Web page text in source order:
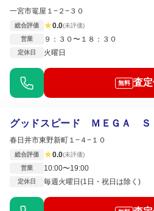
一宮市篭屋１−２−３０
総合評価 ★0.0(未評価)
営業
９：３０〜１８：３０
定休日 火曜日
無料 査
グッドスピード ＭＥＧＡ Ｓ
春日井市東野新町１−４−１０
総合評価 ★0.0(未評価)
営業
10:00〜19:00
定休日 毎週火曜日(1日・祝日は除く)